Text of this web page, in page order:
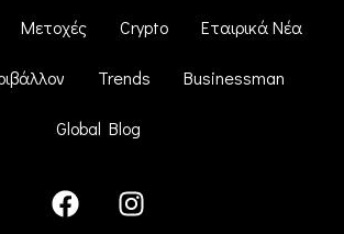
Μετοχές Crypto Εταιρικά Νέα
Trends Businessman
Global Blog